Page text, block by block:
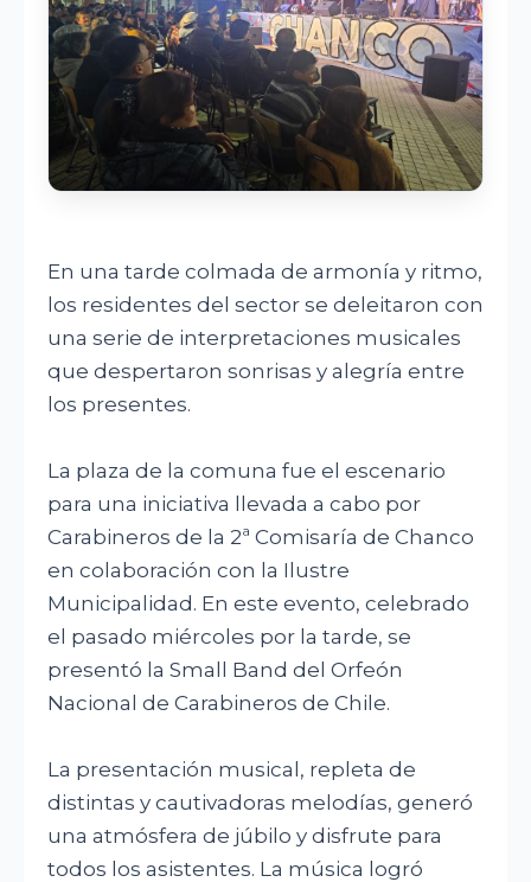
BUSCAR
En una tarde colmada de armonía y ritmo,
los residentes del sector se deleitaron con
una serie de interpretaciones musicales
que despertaron sonrisas y alegría entre
los presentes.
La plaza de la comuna fue el escenario
para una iniciativa llevada a cabo por
Carabineros de la 2ª Comisaría de Chanco
en colaboración con la Ilustre
Municipalidad. En este evento, celebrado
el pasado miércoles por la tarde, se
presentó la Small Band del Orfeón
Nacional de Carabineros de Chile.
La presentación musical, repleta de
distintas y cautivadoras melodías, generó
una atmósfera de júbilo y disfrute para
todos los asistentes. La música logró